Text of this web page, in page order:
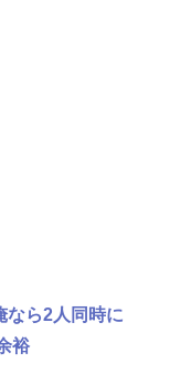
なら2人同時に
裕